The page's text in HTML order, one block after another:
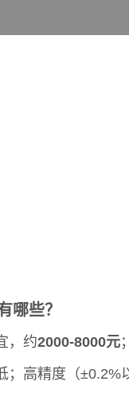
哪些？
，约2000-8000元
；高精度（